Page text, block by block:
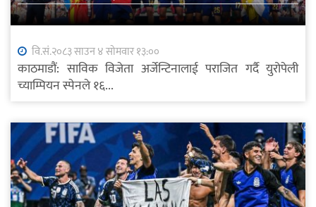
वि.सं.२०८३ साउन ४ सोमवार १३:००
काठमाडौं: साविक विजेता अर्जेन्टिनालाई पराजित गर्दै युरोपेली
च्याम्पियन स्पेनले १६...